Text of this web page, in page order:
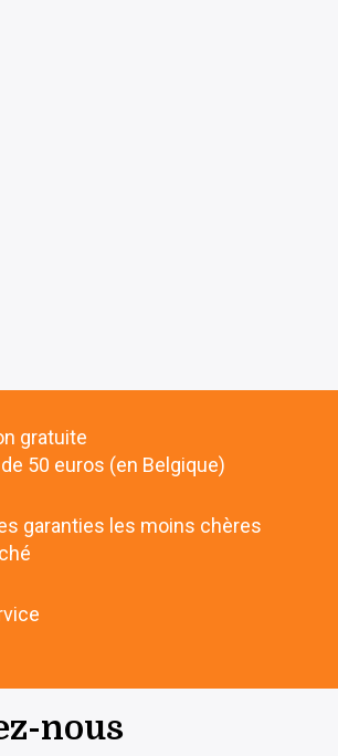
gratuite
50 euros (en Belgique)
garanties les moins chères
nous